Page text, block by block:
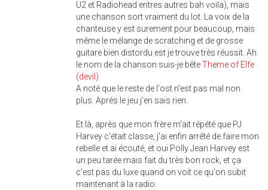
U2 et Radiohead entres autres bah voila), mais
une chanson sort vraiment du lot. La voix de la
chanteuse y est surement pour beaucoup, mais
même le mélange de scratching et de grosse
guitare bien distordu est je trouve très réussit. Ah
le nom de la chanson suis-je bêteTheme of Elfe
(devil)
A noté que le reste de l'ost n'est pas mal non
plus. Après le jeu j'en sais rien.
Et là, après que mon frère m'ait répété que PJ
Harvey c'était classe, j'ai enfin arrêté de faire mon
rebelle et ai écouté, et oui Polly Jean Harvey est
un peu tarée mais fait du très bon rock, et ça
c'est pas du luxe quand on voit ce qu'on subit
maintenant à la radio.